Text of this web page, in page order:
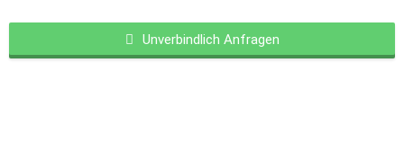
Unverbindlich Anfragen